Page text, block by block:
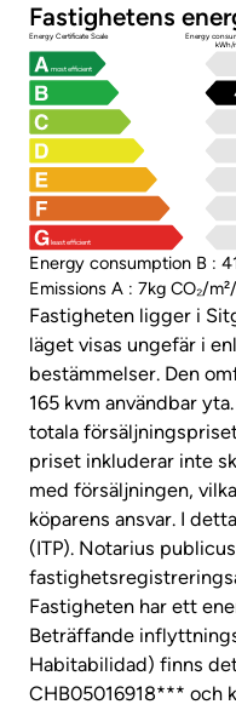
Fastighetens
Energy Certificate Scale
Energy
kWh/
most efficient
least efficient
Energy consumption B :
Emissions A : 7kg CO₂/
Fastigheten ligger i
läget visas ungefär i
bestämmelser. Den
165 kvm användbar
totala
priset inkluderar inte
med försäljningen,
köparens ansvar. I
(ITP). Notarius
Fastigheten har ett
Beträffande
Habitabilidad) finns
CHB05016918*** och